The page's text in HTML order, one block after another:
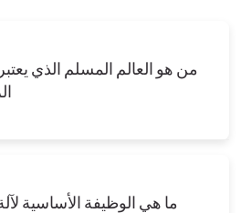
من هو العالم المسلم الذي
ما هي الوظيفة الأساسية